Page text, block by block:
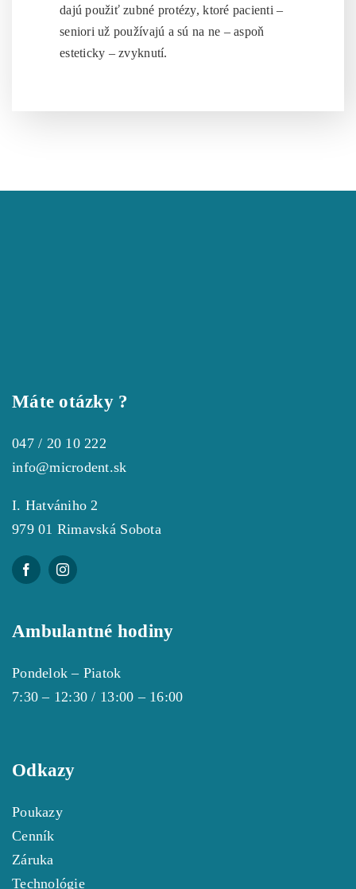
dajú použiť zubné protézy, ktoré pacienti –
seniori už používajú a sú na ne – aspoň
esteticky – zvyknutí.
Máte otázky ?
047 / 20 10 222
info@microdent.sk
I. Hatvániho 2
979 01 Rimavská Sobota
Ambulantné hodiny
Pondelok – Piatok
7:30 – 12:30 / 13:00 – 16:00
Odkazy
Poukazy
Cenník
Záruka
Technológie